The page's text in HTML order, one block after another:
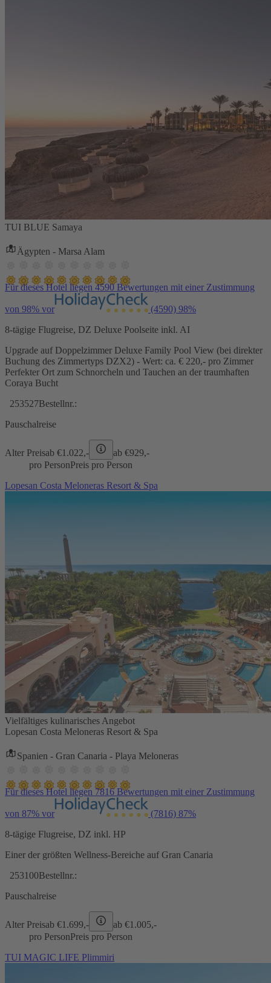
TUI BLUE Samaya
Ägypten - Marsa Alam
Für dieses Hotel liegen 4590 Bewertungen mit einer Zustimmung
von 98% vor (4590) 98%
8-tägige Flugreise, DZ Deluxe Poolseite inkl. AI
Upgrade auf Doppelzimmer Deluxe Family Pool View (bei direkter
Buchung des Zimmertyps DZX2) - Wert: ca. € 220,- pro Zimmer
Perfekter Ort zum Schnorcheln und Tauchen an der traumhaften
Coraya Bucht
253527Bestellnr.:
Pauschalreise
Alter Preisab €1.022,- ab €929,-
pro PersonPreis pro Person
Lopesan Costa Meloneras Resort & Spa
Vielfältiges kulinarisches Angebot
Lopesan Costa Meloneras Resort & Spa
Spanien - Gran Canaria - Playa Meloneras
Für dieses Hotel liegen 7816 Bewertungen mit einer Zustimmung
von 87% vor (7816) 87%
8-tägige Flugreise, DZ inkl. HP
Einer der größten Wellness-Bereiche auf Gran Canaria
253100Bestellnr.:
Pauschalreise
Alter Preisab €1.699,- ab €1.005,-
pro PersonPreis pro Person
TUI MAGIC LIFE Plimmiri